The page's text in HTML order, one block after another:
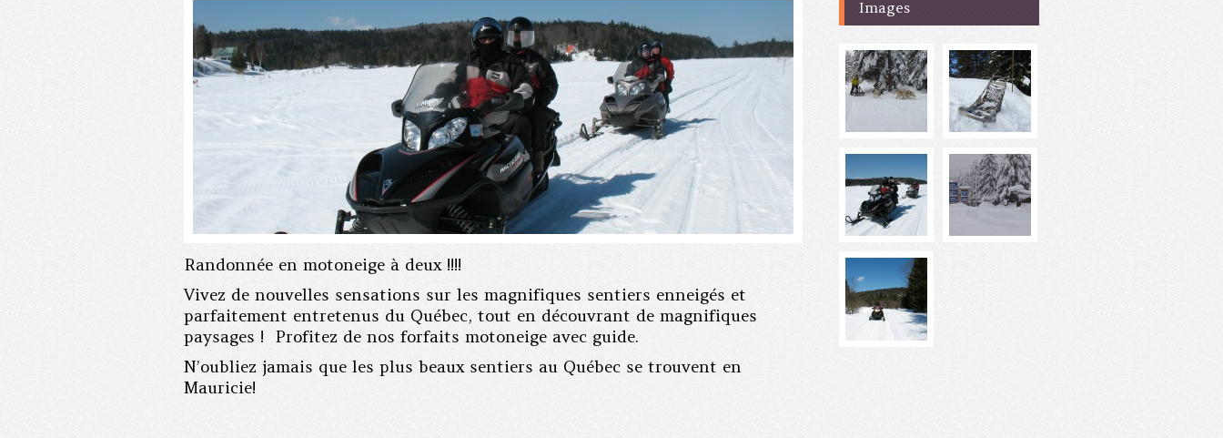
Randonnée en motoneige à deux !!!!
Vivez de nouvelles sensations sur les magnifiques sentiers enneigés et
parfaitement entretenus du Québec, tout en découvrant de magnifiques
paysages ! Profitez de nos forfaits motoneige avec guide.
N’oubliez jamais que les plus beaux sentiers au Québec se trouvent en
Mauricie!
Images